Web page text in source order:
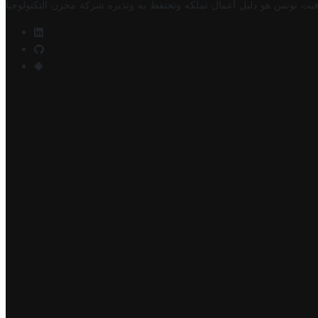
تونس هو دليل أعمال تملكه وتحتفظ به وتديره شركة مخزن التكنولوجيا